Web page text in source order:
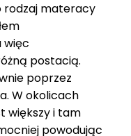
rodzaj materacy
więc
postacią.
poprzez
W okolicach
większy i tam
powodując